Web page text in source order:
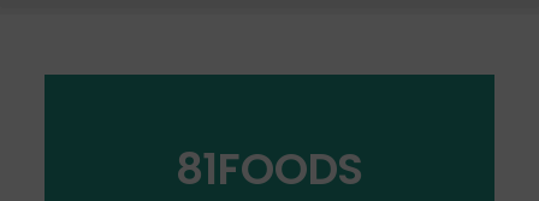
81FOODS